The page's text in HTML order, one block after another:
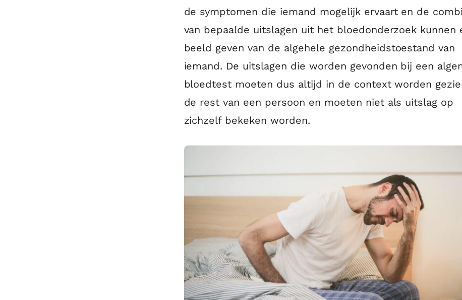
de symptomen die iemand mogelijk ervaart en de
van bepaalde uitslagen uit het bloedonderzoek kunnen
beeld geven van de algehele gezondheidstoestand van
iemand. De uitslagen die worden gevonden bij een
bloedtest moeten dus altijd in de context worden
de rest van een persoon en moeten niet als uitslag op
zichzelf bekeken worden.